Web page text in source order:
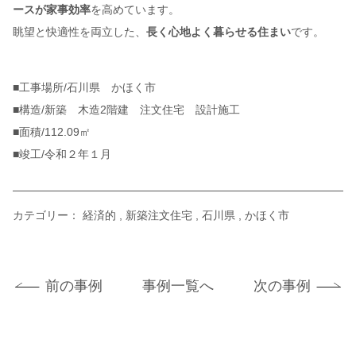
ースが家事効率を高めています。
眺望と快適性を両立した、 長く心地よく暮らせる住まいです。
■工事場所/石川県 かほく市
■構造/新築 木造2階建 注文住宅 設計施工
■面積/112.09㎡
■竣工/令和２年１月
カテゴリー： 経済的 新築注文住宅 石川県 かほく市
前の事例 事例一覧へ 次の事例